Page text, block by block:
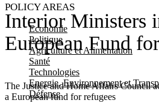
POLICY AREAS
Economie
Politique
Agriculture et Alimentation
Santé
Technologies
Energie, Environnement et
Défense
Interior Ministers
European Fund
The Justice and Home Affairs Council
a European fund for refugees